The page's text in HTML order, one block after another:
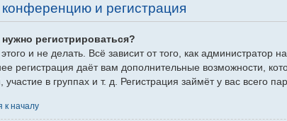
и регистрация
регистрироваться?
и не делать. Всё зависит от того, как
регистрация даёт вам дополнительные возможности,
в группах и т. д. Регистрация займёт у вас всего
к началу